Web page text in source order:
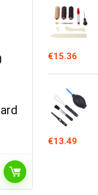
€15.36
€13.49